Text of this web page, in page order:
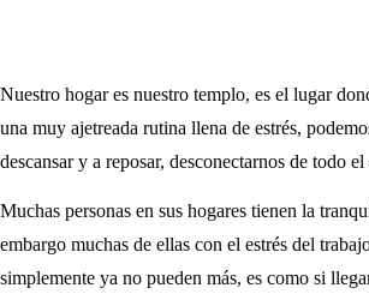
Nuestro hogar es nuestro templo, es el lugar
una muy ajetreada rutina llena de estrés,
descansar y a reposar, desconectarnos de todo el
Muchas personas en sus hogares tienen la
embargo muchas de ellas con el estrés del
simplemente ya no pueden más, es como si